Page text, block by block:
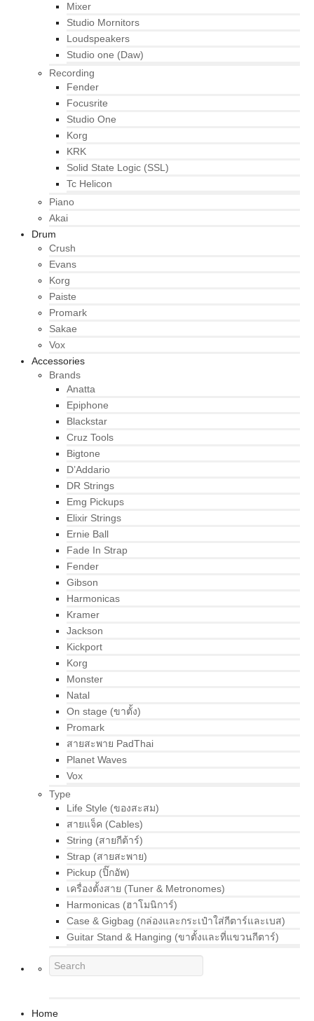
Mixer
Studio Mornitors
Loudspeakers
Studio one (Daw)
Recording
Fender
Focusrite
Studio One
Korg
KRK
Solid State Logic (SSL)
Tc Helicon
Piano
Akai
Drum
Crush
Evans
Korg
Paiste
Promark
Sakae
Vox
Accessories
Brands
Anatta
Epiphone
Blackstar
Cruz Tools
Bigtone
D’Addario
DR Strings
Emg Pickups
Elixir Strings
Ernie Ball
Fade In Strap
Fender
Gibson
Harmonicas
Kramer
Jackson
Kickport
Korg
Monster
Natal
On stage (ขาตั้ง)
Promark
สายสะพาย PadThai
Planet Waves
Vox
Type
Life Style (ของสะสม)
สายแจ็ค (Cables)
String (สายกีต้าร์)
Strap (สายสะพาย)
Pickup (ปิ๊กอัพ)
เครื่องตั้งสาย (Tuner & Metronomes)
Harmonicas (ฮาโมนิการ์)
Case & Gigbag (กล่องและกระเป๋าใส่กีตาร์และเบส)
Guitar Stand & Hanging (ขาตั้งและที่แขวนกีตาร์)
Home